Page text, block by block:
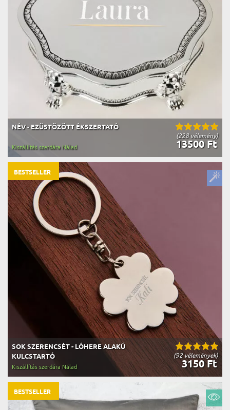
(228 vélemény)
NÉV - EZÜSTÖZÖTT ÉKSZERTATÓ
13500 Ft
Kiszállítás szerdára Nálad
(92 vélemények)
SOK SZERENCSÉT - LÓHERE ALAKÚ
KULCSTARTÓ
3150 Ft
Kiszállítás szerdára Nálad
BESTSELLER
BESTSELLER